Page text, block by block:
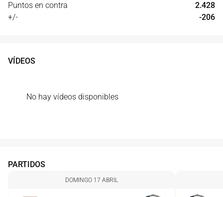
Puntos en contra
2.428
+/-
-206
VÍDEOS
No hay vídeos disponibles
PARTIDOS
DOMINGO 17 ABRIL